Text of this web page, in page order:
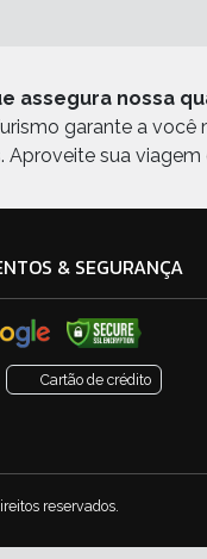
assegura nossa
garante a
Aproveite sua
& SEGURANÇA
Cartão de crédito
reservados.